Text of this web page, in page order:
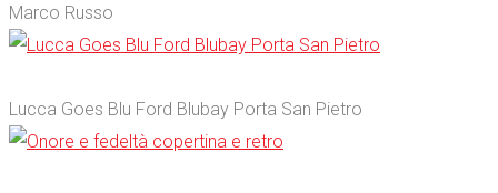
Marco Russo
Lucca Goes Blu Ford Blubay Porta San Pietro